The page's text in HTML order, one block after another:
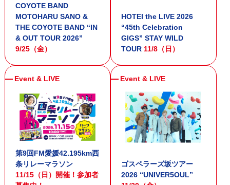
COYOTE BAND
MOTOHARU SANO &
THE COYOTE BAND “IN
& OUT TOUR 2026”
9/25（金）
HOTEI the LIVE 2026
“45th Celebration
GIGS” STAY WILD
TOUR11/8（日）
第9回FM愛媛42.195km西
条リレーマラソン
11/15（日）開催！参加者
ゴスペラーズ坂ツアー
2026 “UNIVER5OUL”